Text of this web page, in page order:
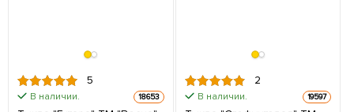
5
В наличии. 18653
2
В наличии. 19597